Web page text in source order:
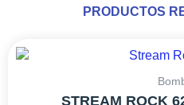
PRODUCTOS
STREAM ROCK